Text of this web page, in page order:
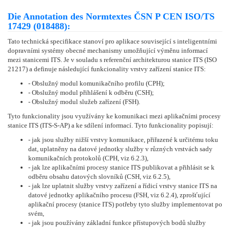
Die Annotation des Normtextes ČSN P CEN ISO/TS
17429 (018488):
Tato technická specifikace stanoví pro aplikace související s inteligentními
dopravními systémy obecné mechanismy umožňující výměnu informací
mezi stanicemi ITS. Je v souladu s referenční architekturou stanice ITS (ISO
21217) a definuje následující funkcionality vrstvy zařízení stanice ITS:
- Obslužný modul komunikačního profilu (CPH);
- Obslužný modul přihlášení k odběru (CSH);
- Obslužný modul služeb zařízení (FSH).
Tyto funkcionality jsou využívány ke komunikaci mezi aplikačními procesy
stanice ITS (ITS-S-AP) a ke sdílení informací. Tyto funkcionality popisují:
- jak jsou služby nižší vrstvy komunikace, přiřazené k určitému toku
dat, uplatněny na datové jednotky služby v různých vrstvách sady
komunikačních protokolů (CPH, viz 6.2.3),
- jak lze aplikačními procesy stanice ITS publikovat a přihlásit se k
odběru obsahu datových slovníků (CSH, viz 6.2.5),
- jak lze uplatnit služby vrstvy zařízení a řídicí vrstvy stanice ITS na
datové jednotky aplikačního procesu (FSH, viz 6.2.4), zprošťující
aplikační procesy (stanice ITS) potřeby tyto služby implementovat po
svém,
- jak jsou používány základní funkce přístupových bodů služby